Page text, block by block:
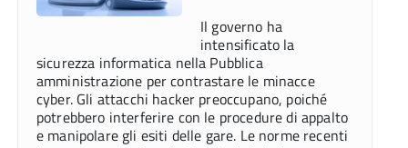
Il governo ha
intensificato la
sicurezza informatica nella Pubblica
amministrazione per contrastare le minacce
cyber. Gli attacchi hacker preoccupano, poiché
potrebbero interferire con le procedure di appalto
e manipolare gli esiti delle gare. Le norme recenti